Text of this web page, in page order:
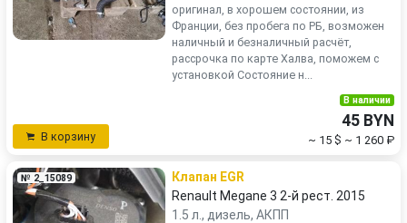
оригинал, в хорошем состоянии, из
Франции, без пробега по РБ, возможен
наличный и безналичный расчёт,
рассрочка по карте Халва, поможем с
установкой Состояние н...
В корзину
В наличии
45 BYN
~ 15 $ ~ 1 260 ₽
№ 2_15089
Клапан EGR
Renault Megane 3 2-й рест. 2015
1.5 л., дизель, АКПП